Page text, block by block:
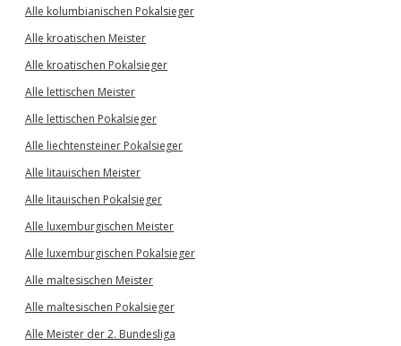
Alle kolumbianischen Pokalsieger
Alle kroatischen Meister
Alle kroatischen Pokalsieger
Alle lettischen Meister
Alle lettischen Pokalsieger
Alle liechtensteiner Pokalsieger
Alle litauischen Meister
Alle litauischen Pokalsieger
Alle luxemburgischen Meister
Alle luxemburgischen Pokalsieger
Alle maltesischen Meister
Alle maltesischen Pokalsieger
Alle Meister der 2. Bundesliga